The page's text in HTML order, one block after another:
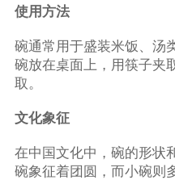
使用方法
碗通常用于盛装米饭、汤
碗放在桌面上，用筷子夹
取。
文化象征
在中国文化中，碗的形状
碗象征着团圆，而小碗则